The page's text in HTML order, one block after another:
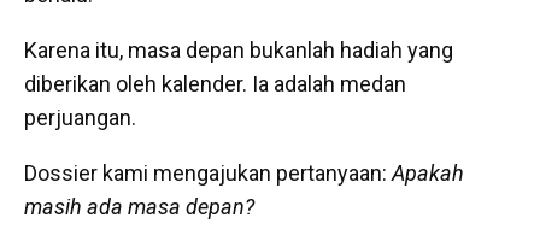
Karena itu, masa depan bukanlah hadiah yang
diberikan oleh kalender. Ia adalah medan
perjuangan.
Dossier kami mengajukan pertanyaan: Apakah
masih ada masa depan?